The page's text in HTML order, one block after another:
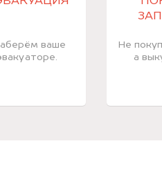
ваше
Не
а